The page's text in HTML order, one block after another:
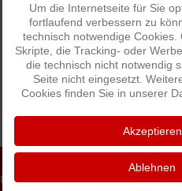
Nächster
Weiter
die Ortsgemeinde
Um die Internetseite für Sie
fortlaufend verbessern zu
technisch notwendige Cookies.
Skripte, die Tracking- oder
die technisch nicht notwendig
Seite nicht eingesetzt.
Cookies finden Sie in unserer
Akzeptieren
Ablehnen